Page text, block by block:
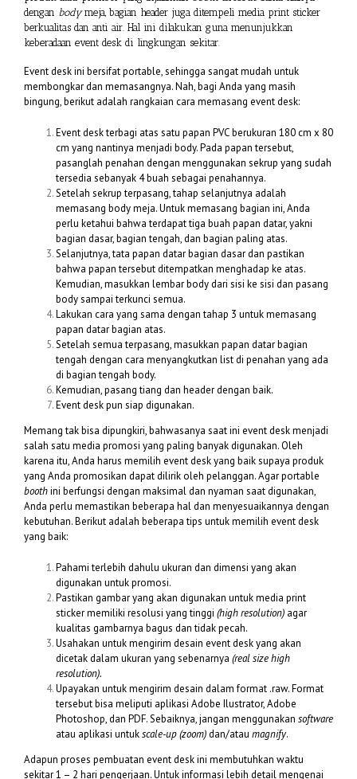
dengan bodymeja, bagian header juga ditempeli media print sticker
berkualitas dan anti air. Hal ini dilakukan guna menunjukkan
keberadaan event desk di lingkungan sekitar.
Event desk ini bersifat portable, sehingga sangat mudah untuk
membongkar dan memasangnya. Nah, bagi Anda yang masih
bingung, berikut adalah rangkaian cara memasang event desk:
Event desk terbagi atas satu papan PVC berukuran 180 cm x 80
cm yang nantinya menjadi body. Pada papan tersebut,
pasanglah penahan dengan menggunakan sekrup yang sudah
tersedia sebanyak 4 buah sebagai penahannya.
Setelah sekrup terpasang, tahap selanjutnya adalah
memasang body meja. Untuk memasang bagian ini, Anda
perlu ketahui bahwa terdapat tiga buah papan datar, yakni
bagian dasar, bagian tengah, dan bagian paling atas.
Selanjutnya, tata papan datar bagian dasar dan pastikan
bahwa papan tersebut ditempatkan menghadap ke atas.
Kemudian, masukkan lembar body dari sisi ke sisi dan pasang
body sampai terkunci semua.
Lakukan cara yang sama dengan tahap 3 untuk memasang
papan datar bagian atas.
Setelah semua terpasang, masukkan papan datar bagian
tengah dengan cara menyangkutkan list di penahan yang ada
di bagian tengah body.
Kemudian, pasang tiang dan header dengan baik.
Event desk pun siap digunakan.
Memang tak bisa dipungkiri, bahwasanya saat ini event desk menjadi
salah satu media promosi yang paling banyak digunakan. Oleh
karena itu, Anda harus memilih event desk yang baik supaya produk
yang Anda promosikan dapat dilirik oleh pelanggan. Agar portable
boothini berfungsi dengan maksimal dan nyaman saat digunakan,
Anda perlu memastikan beberapa hal dan menyesuaikannya dengan
kebutuhan. Berikut adalah beberapa tips untuk memilih event desk
yang baik:
Pahami terlebih dahulu ukuran dan dimensi yang akan
digunakan untuk promosi.
Pastikan gambar yang akan digunakan untuk media print
sticker memiliki resolusi yang tinggi (high resolution) agar
kualitas gambarnya bagus dan tidak pecah.
Usahakan untuk mengirim desain event desk yang akan
dicetak dalam ukuran yang sebenarnya (real size high
resolution).
Upayakan untuk mengirim desain dalam format .raw. Format
tersebut bisa meliputi aplikasi Adobe Ilustrator, Adobe
Photoshop, dan PDF. Sebaiknya, jangan menggunakan software
atau aplikasi untukscale-up (zoom)dan/atau magnify.
Adapun proses pembuatan event desk ini membutuhkan waktu
sekitar 1 – 2 hari pengerjaan. Untuk informasi lebih detail mengenai